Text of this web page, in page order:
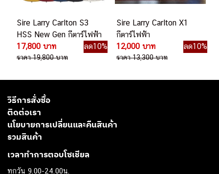
Sire Larry Carlton S3
HSS New Gen กีตาร์ไฟฟ้า
17,800 บาท
ลด10%
ราคา 19,800 บาท
Sire Larry Carlton X1
กีตาร์ไฟฟ้า
12,000 บาท
ลด10%
ราคา 13,300 บาท
วิธีการสั่งซื้อ
ติดต่อเรา
นโยบายการเปลี่ยนและคืนสินค้า
รวมสินค้า
เวลาทำการตอบโซเชียล
ทุกวัน 9.00-24.00น.